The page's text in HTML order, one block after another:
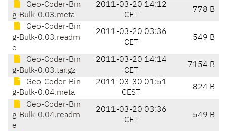
Geo-Coder-Bin
g-Bulk-0.03.meta
2011-03-20 14:12
CET
778 B
Geo-Coder-Bin
g-Bulk-0.03.readm
e
2011-03-20 03:36
CET
549 B
Geo-Coder-Bin
g-Bulk-0.03.tar.gz
2011-03-20 14:14
CET
7154 B
Geo-Coder-Bin
g-Bulk-0.04.meta
2011-03-30 01:51
CEST
824 B
Geo-Coder-Bin
g-Bulk-0.04.readm
e
2011-03-20 03:36
CET
549 B